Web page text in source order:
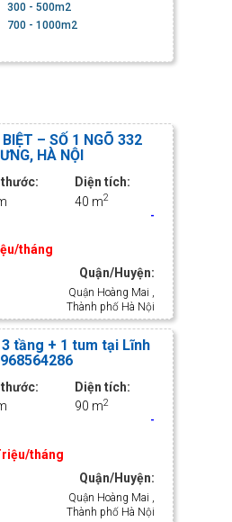
300 - 500m2
700 - 1000m2
– SỐ 1 NGÕ 332
HÀ NỘI
thước:
Diện tích:
40 m2
-
tháng
Quận/Huyện:
Quận Hoàng Mai ,
Thành phố Hà Nội
tầng + 1 tum tại Lĩnh
thước:
Diện tích:
90 m2
-
tháng
Quận/Huyện:
Quận Hoàng Mai ,
Thành phố Hà Nội